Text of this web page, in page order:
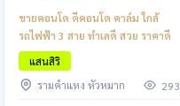
ขายคอนโด ดีคอนโด คาล์ม ใกล้
รถไฟฟ้า 3 สาย ทำเลดี สวย ราคาดี
แสนสิริ
รามคำแหง หัวหมาก
293